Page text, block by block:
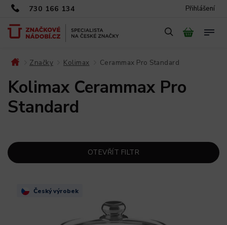
730 166 134 Přihlášení
Značky Kolimax Cerammax Pro Standard
Kolimax Cerammax Pro
Standard
OTEVŘÍT FILTR
Český výrobek